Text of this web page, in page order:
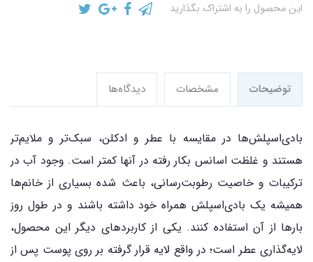
این محصول را به اشتراک بگذارید
توضیحات مشخصات دیدگاه‌ها
بادی‌اسپلش‌ها در مقایسه با عطر و ادکلن، سبک‌تر و ملایم‌تر
هستند و غلظت اسانس بکار رفته در آنها کمتر است. وجود آب در
ترکیبات و خاصیت رطوبت‌رسانی، باعث شده بسیاری از خانم‌ها
همیشه یک بادی‌اسپلش همراه خود داشته باشند و در طول روز
بارها از آن استفاده کنند. یکی از کاربردهای دیگر این محصول،
لایه‌گذاری عطر است؛ در واقع لایه قرار گرفته بر روی پوست پس از